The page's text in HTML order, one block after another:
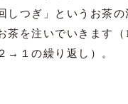
しつぎ」というお茶の
茶を注いでいきます
１の繰り返し）。